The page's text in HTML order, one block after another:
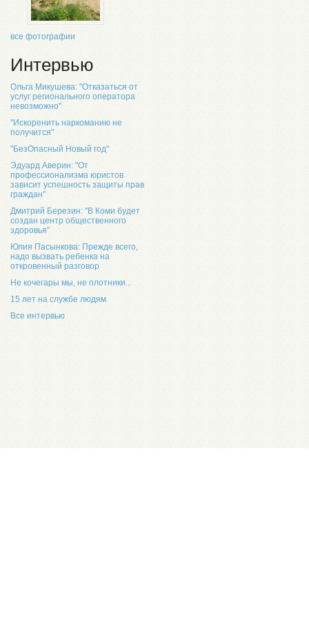
все фотографии
Интервью
Ольга Микушева: "Отказаться от
услуг регионального оператора
невозможно"
"Искоренить наркоманию не
получится"
"БезОпасный Новый год"
Эдуард Аверин: "От
профессионализма юристов
зависит успешность защиты прав
граждан"
Дмитрий Березин: "В Коми будет
создан центр общественного
здоровья"
Юлия Пасынкова: Прежде всего,
надо вызвать ребенка на
откровенный разговор
Не кочегары мы, не плотники...
15 лет на службе людям
Все интервью